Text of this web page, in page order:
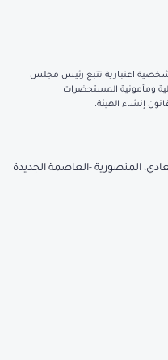
شخصية اعتبارية تتبع رئيس مجلس
ومأمونية المستحضرات
إنشاء الهيئة.
المنصورية -العاصمة الجديدة